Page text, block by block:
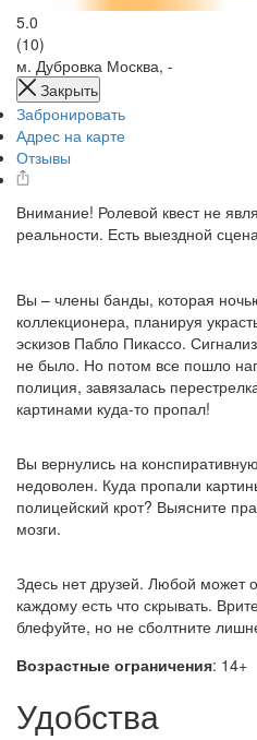
5.0
(10)
м. Дубровка Москва, -
Закрыть
Забронировать
Адрес на карте
Отзывы
Внимание! Ролевой квест не
реальности. Есть выездной
Вы – члены банды, которая
коллекционера, планируя
эскизов Пабло Пикассо.
не было. Но потом все пошло
полиция, завязалась
картинами куда-то пропал!
Вы вернулись на
недоволен. Куда пропали
полицейский крот? Выясните
мозги.
Здесь нет друзей. Любой может
каждому есть что скрывать.
блефуйте, но не сболтните
Возрастные ограничения: 14+
Удобства